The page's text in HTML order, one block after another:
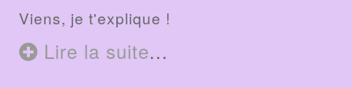
Viens, je t'explique !
Lire la suite...